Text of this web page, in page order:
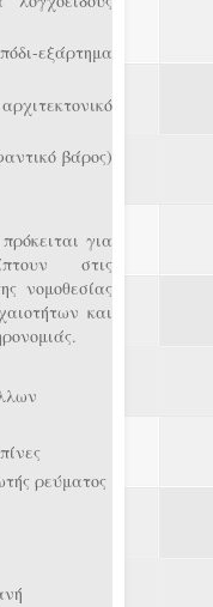
εξάρτημα
βάρος)
για
στις
νομοθεσίας
και
ρεύματος